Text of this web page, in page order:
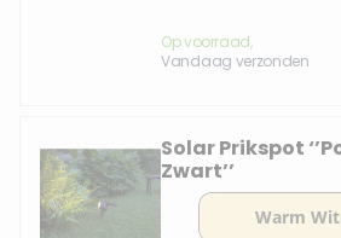
Op voorraad,
Vandaag verzonden
Solar Prikspot
Zwart’’